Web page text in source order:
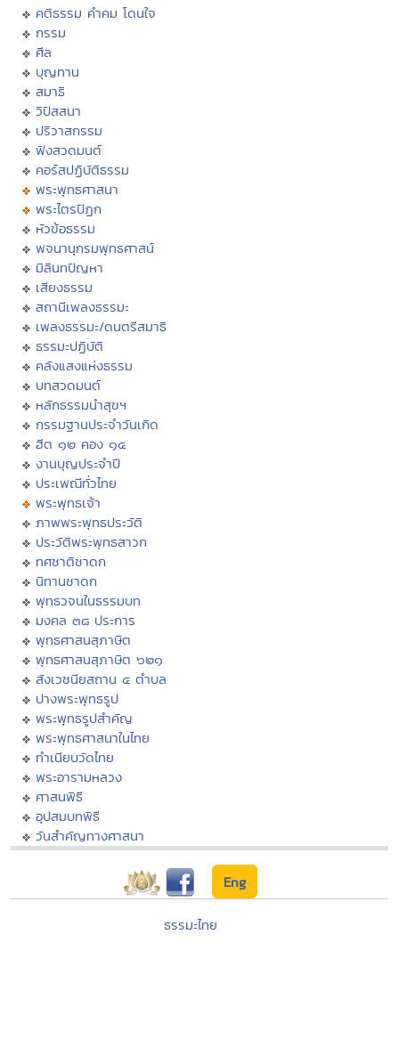
คติธรรม คำคม โดนใจ
กรรม
ศีล
บุญทาน
สมาธิ
วิปัสสนา
ปริวาสกรรม
ฟังสวดมนต์
คอร์สปฏิบัติธรรม
พระพุทธศาสนา
พระไตรปิฏก
หัวข้อธรรม
พจนานุกรมพุทธศาสน์
มิลินทปัญหา
เสียงธรรม
สถานีเพลงธรรมะ
เพลงธรรมะ/ดนตรีสมาธิ
ธรรมะปฏิบัติ
คลังแสงแห่งธรรม
บทสวดมนต์
หลักธรรมนำสุขฯ
กรรมฐานประจำวันเกิด
ฮีต ๑๒ คอง ๑๔
งานบุญประจำปี
ประเพณีทั่วไทย
พระพุทธเจ้า
ภาพพระพุทธประวัติ
ประวัติพระพุทธสาวก
ทศชาติชาดก
นิทานชาดก
พุทธวจนในธรรมบท
มงคล ๓๘ ประการ
พุทธศาสนสุภาษิต
พุทธศาสนสุภาษิต ๖๒๑
สังเวชนียสถาน ๔ ตำบล
ปางพระพุทธรูป
พระพุทธรูปสำคัญ
พระพุทธศาสนาในไทย
ทำเนียบวัดไทย
พระอารามหลวง
ศาสนพิธี
อุปสมบทพิธี
วันสำคัญทางศาสนา
Eng
ธรรมะไทย